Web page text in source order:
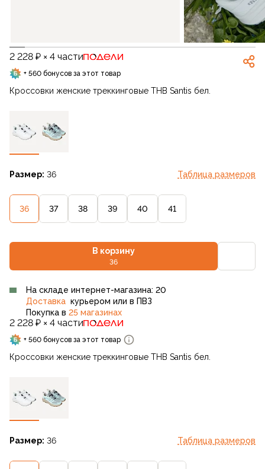
2 228 ₽ × 4 части
+ 560 бонусов за этот товар
Кроссовки женские треккинговые THB Santis бел.
Размер: 36 Таблица размеров
36 37 38 39 40 41
В корзину
36
На складе интернет-магазина: 20
Доставка курьером или в ПВЗ
Покупка в 25 магазинах
2 228 ₽ × 4 части
+ 560 бонусов за этот товар
Кроссовки женские треккинговые THB Santis бел.
Размер: 36 Таблица размеров